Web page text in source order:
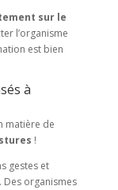
sur le
l’organisme
est bien
à
matière de
!
gestes et
Des organismes